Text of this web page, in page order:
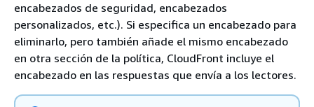
encabezados de seguridad, encabezados
personalizados, etc.). Si especifica un encabezado para
eliminarlo, pero también añade el mismo encabezado
en otra sección de la política, CloudFront incluye el
encabezado en las respuestas que envía a los lectores.